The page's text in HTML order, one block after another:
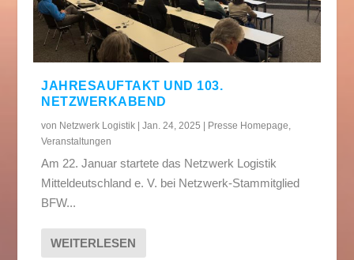
JAHRESAUFTAKT UND 103.
NETZWERKABEND
von Netzwerk Logistik |Jan. 24, 2025 Presse Homepage,
Veranstaltungen
Am 22. Januar startete das Netzwerk Logistik
Mitteldeutschland e. V. bei Netzwerk-Stammitglied
BFW...
WEITERLESEN